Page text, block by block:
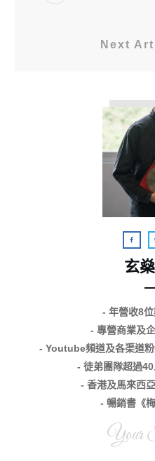
Next
玄
- 年營收8
- 專營商業及
- Youtube頻道及各渠道
- 徒弟團隊超過
- 香港及馬來西
- 暢銷書《
Your